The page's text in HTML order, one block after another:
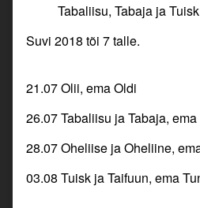
Tabaliisu, Tabaja ja
Suvi 2018 tõi 7 talle.
21.07 Olii, ema Oldi
26.07 Tabaliisu ja Tabaja,
28.07 Oheliise ja Oheliine,
03.08 Tuisk ja Taifuun, ema